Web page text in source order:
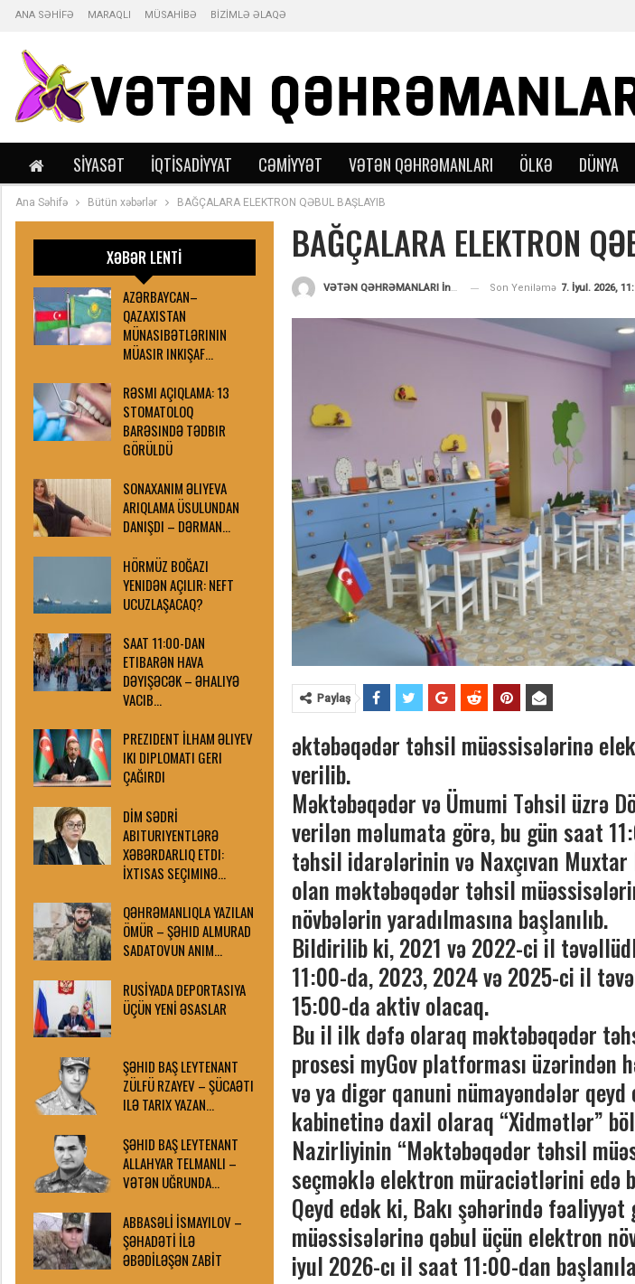
ANA SƏHİFƏ MARAQLI MÜSAHİBƏ BİZİMLƏ ƏLAQƏ
SIYASƏT İQTISADIYYAT CƏMIYYƏT VƏTƏN QƏHRƏMANLARI ÖLKƏ DÜNYA
Ana Səhifə Bütün xəbərlər BAĞÇALARA ELEKTRON QƏBUL BAŞLAYIB
BAĞÇALARA ELEKTRON
VƏTƏN QƏHRƏMANLARI İnformasiya Portalı Tərəfindən
Son Yeniləmə 7. İyul. 2026,
Paylaş
əktəbəqədər təhsil müəssisələrinə
verilib.
Məktəbəqədər və Ümumi Təhsil üzrə
verilən məlumata görə, bu gün saat
təhsil idarələrinin və Naxçıvan Muxtar
olan məktəbəqədər təhsil
növbələrin yaradılmasına başlanılıb.
Bildirilib ki, 2021 və 2022-ci il
11:00-da, 2023, 2024 və 2025-ci il
15:00-da aktiv olacaq.
Bu il ilk dəfə olaraq məktəbəqədər
prosesi myGov platforması
və ya digər qanuni nümayəndələr
kabinetinə daxil olaraq “Xidmətlər”
Nazirliyinin “Məktəbəqədər təhsil
seçməklə elektron müraciətlərini edə
Qeyd edək ki, Bakı şəhərində
müəssisələrinə qəbul üçün elektron
iyul 2026-cı il saat 11:00-dan
XƏBƏR LENTİ
AZƏRBAYCAN–
QAZAXISTAN
MÜNASIBƏTLƏRININ
MÜASIR INKIŞAF…
RƏSMI AÇIQLAMA: 13
STOMATOLOQ
BARƏSINDƏ TƏDBIR
GÖRÜLDÜ
SONAXANIM ƏLIYEVA
ARIQLAMA ÜSULUNDAN
DANIŞDI – DƏRMAN…
HÖRMÜZ BOĞAZI
YENIDƏN AÇILIR: NEFT
UCUZLAŞACAQ?
SAAT 11:00-DAN
ETIBARƏN HAVA
DƏYIŞƏCƏK – ƏHALIYƏ
VACIB…
PREZIDENT İLHAM ƏLIYEV
IKI DIPLOMATI GERI
ÇAĞIRDI
DİM SƏDRİ
ABITURIYENTLƏRƏ
XƏBƏRDARLIQ ETDI:
İXTISAS SEÇIMINƏ…
QƏHRƏMANLIQLA YAZILAN
ÖMÜR – ŞƏHID ALMURAD
SADATOVUN ANIM…
RUSİYADA DEPORTASIYA
ÜÇÜN YENİ ƏSASLAR
ŞƏHID BAŞ LEYTENANT
ZÜLFÜ RZAYEV – ŞÜCAƏTI
ILƏ TARIX YAZAN…
ŞƏHID BAŞ LEYTENANT
ALLAHYAR TELMANLI –
VƏTƏN UĞRUNDA…
ABBASƏLİ İSMAYILOV –
ŞƏHADƏTİ İLƏ
ƏBƏDİLƏŞƏN ZABİT